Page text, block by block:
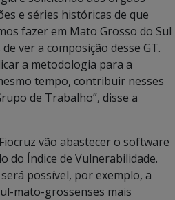
e séries históricas de que
fazer em Mato Grosso do Sul
ver a composição desse GT.
a metodologia para a
tempo, contribuir nesses
de Trabalho”, disse a
vão abastecer o software
do Índice de Vulnerabilidade.
possível, por exemplo, a
mato-grossenses mais